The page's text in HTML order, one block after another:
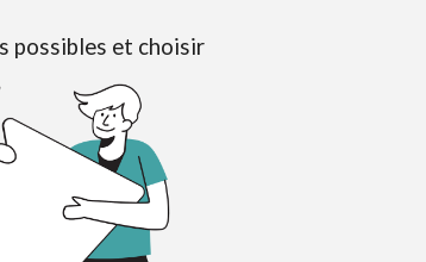
possibles et choisir